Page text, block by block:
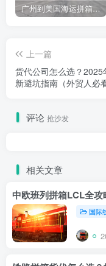
广州到美国海运拼箱多少钱？2024年最新运费构成+隐藏费用避坑指南
上一篇
货代公司怎么选？2025
新避坑指南（外贸人必
评论 抢沙发
相关文章
国际